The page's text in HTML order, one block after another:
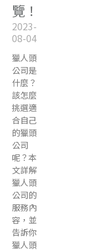
覽！
2023-
08-04
獵人頭
公司是
什麼？
該怎麼
挑選適
合自己
的獵頭
公司
呢？本
文詳解
獵人頭
公司的
服務內
容，並
告訴你
獵人頭